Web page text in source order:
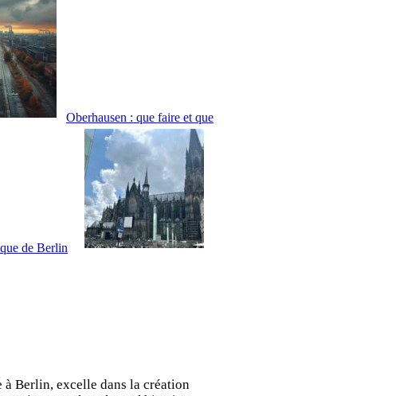
Oberhausen : que faire et que
de Berlin
Berlin, excelle dans la création